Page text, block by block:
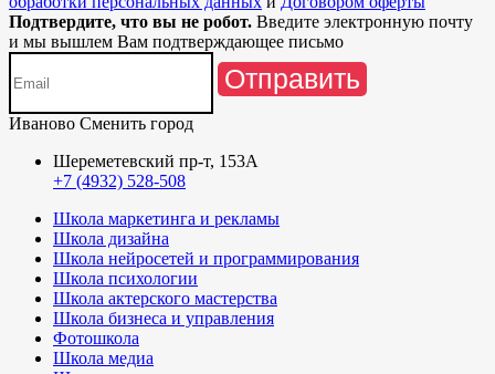
Подтвердите, что вы не робот. Введите электронную почту
и мы вышлем Вам подтверждающее письмо
Отправить
Иваново Сменить город
Шереметевский пр-т, 153А
+7 (4932) 528-508
Школа маркетинга и рекламы
Школа дизайна
Школа нейросетей и программирования
Школа психологии
Школа актерского мастерства
Школа бизнеса и управления
Фотошкола
Школа медиа